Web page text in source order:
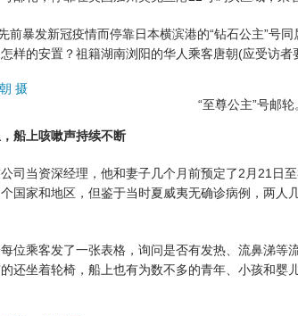
暴发新冠疫情而停靠日本横滨港的“钻石公主”号
样的安置？祖籍湖南浏阳的华人乘客唐朝(应受访者
“至尊公主”号邮
船上咳嗽声持续不断
当资深经理，他和妻子几个月前预定了2月21日
国家和地区，但鉴于当时夏威夷无确诊病例，两
乘客发了一张表格，询问是否有发热、流鼻涕等
还坐着轮椅，船上也有为数不多的青年、小孩和